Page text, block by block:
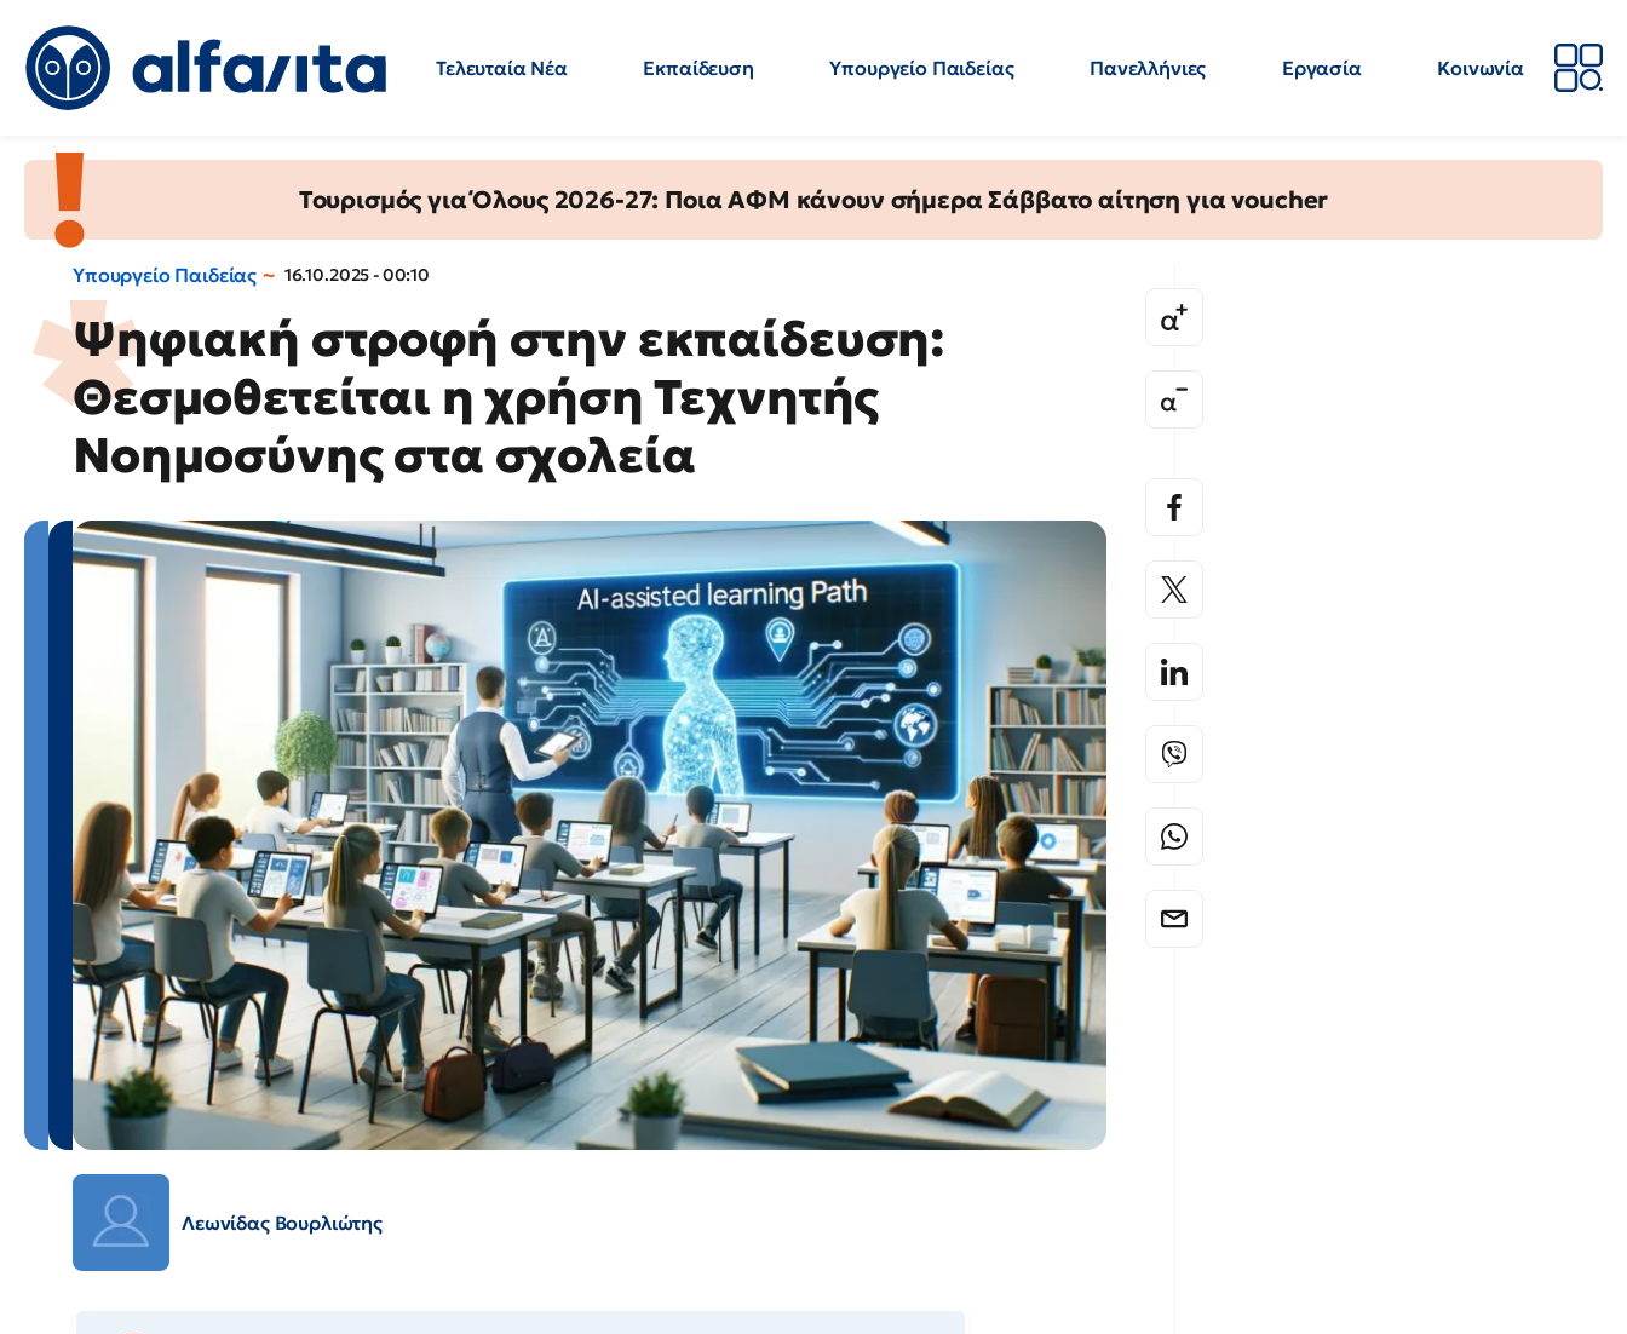
Τελευταία Νέα Εκπαίδευση Υπουργείο Παιδείας Πανελλήνιες Εργασία
Κοινωνία
Τουρισμός για Όλους 2026-27: Ποια ΑΦΜ κάνουν σήμερα Σάββατο αίτηση για voucher
Υπουργείο Παιδείας 16.10.2025 - 00:10
Ψηφιακή στροφή στην εκπαίδευση:
Θεσμοθετείται η χρήση Τεχνητής
Νοημοσύνης στα σχολεία
Λεωνίδας Βουρλιώτης